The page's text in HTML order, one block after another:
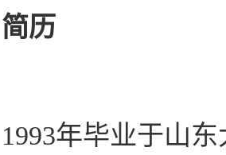
简历
1993年毕业于山